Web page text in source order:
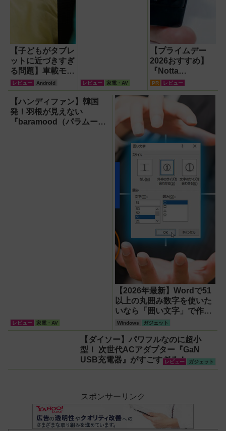
【子どもがタブレ
ットに近づきすぎ
る問題】車載モニ
ターをAndroid化
するオットキャス
ト「OTTOAIBOX
P3 Pro」を試し
てみた結果
レビュー Android レビュー 家電・AV
【プライムデー
2026おすすめ】
『Notta
Memo（ノッタ メ
モ）Type C』録
音からAI自動文字
起こし・翻訳・要
約までこなすAIボ
イスレコーダー！
【議事録作成】
PR レビュー
【ハンディファン】韓国
発！羽根が見えない
『baramood（パラムー
レビュー 家電・AV
【2026年最新】Wordで51
以上の丸囲み数字を使いた
いなら「囲い文字」で作る
【Windows】
Windows ガジェット
【ダイソー】パワフルなのに超小
型！ 次世代ACアダプター『GaN
USB充電器』がすごすぎる！
レビュー ガジェット
スポンサーリンク